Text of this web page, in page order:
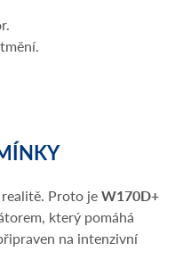
Proto jeW170D+
který pomáhá
na intenzivní